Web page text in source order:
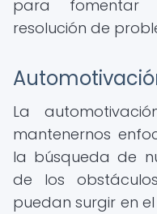
para
resolución de
La
mantenernos
la búsqueda de
de los
puedan surgir en